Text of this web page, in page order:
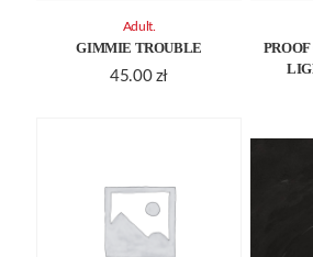
GIMMIE TROUBLE
45.00 zł
Adult.